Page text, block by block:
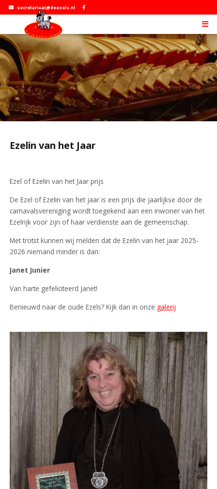
secretariaat@deezels.nl
Ezelin van het Jaar
Ezel of Ezelin van het Jaar prijs
De Ezel of Ezelin van het jaar is een prijs die jaarlijkse door de
carnavalsvereniging wordt toegekend aan een inwoner van het
Ezelrijk voor zijn of haar verdienste aan de gemeenschap.
Met trotst kunnen wij melden dat de Ezelin van het jaar 2025-
2026 niemand minder is dan:
Janet Junier
Van harte gefeliciteerd Janet!
Benieuwd naar de oude Ezels? Kijk dan in onze galerij